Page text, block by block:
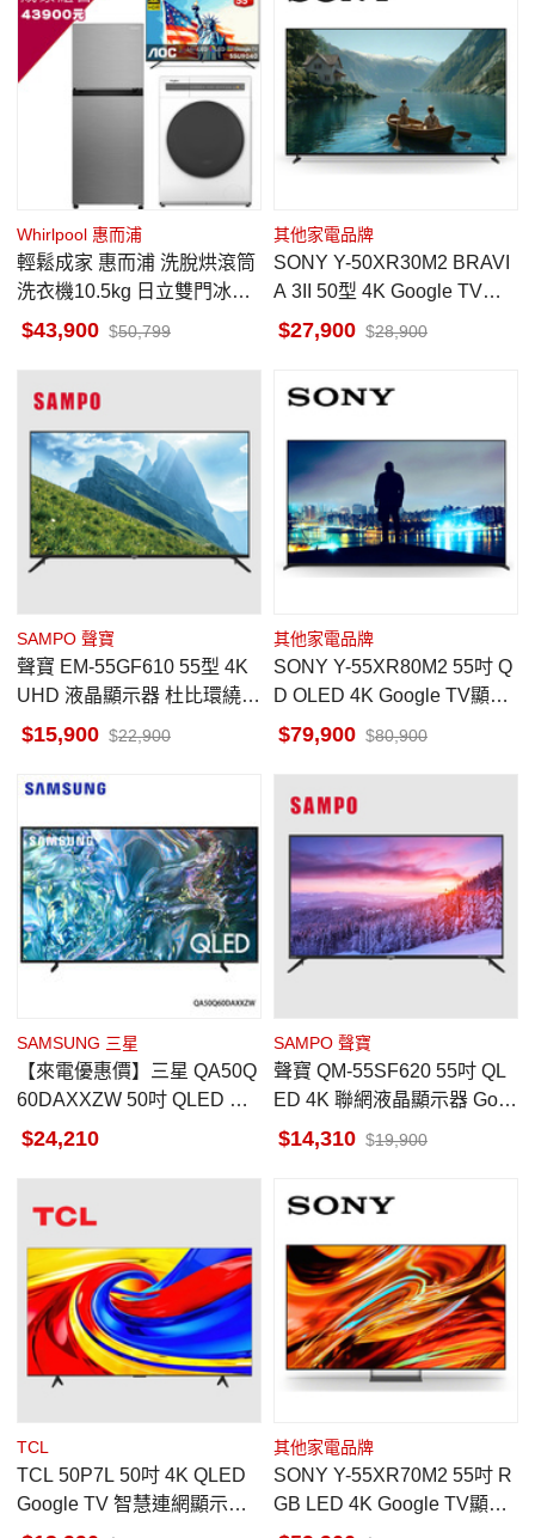
Whirlpool 惠而浦
輕鬆成家 惠而浦 洗脫烘滾筒
洗衣機10.5kg 日立雙門冰箱2
60L AOC 55吋GoogleTV
43,900 50,799
其他家電品牌
SONY Y-50XR30M2 BRAVI
A 3II 50型 4K Google TV顯
示器 泰國製
27,900 28,900
SAMPO 聲寶
聲寶 EM-55GF610 55型 4K
UHD 液晶顯示器 杜比環繞音
響15,900 22,900
其他家電品牌
SONY Y-55XR80M2 55吋 Q
D OLED 4K Google TV顯示
器 馬來西亞製
79,900 80,900
SAMSUNG 三星
【來電優惠價】三星 QA50Q
60DAXXZW 50吋 QLED 量
子智慧連網顯示器 金屬量子
24,210
SAMPO 聲寶
聲寶 QM-55SF620 55吋 QL
ED 4K 聯網液晶顯示器 Goo
gle TV 無視訊盒
14,310 19,900
TCL
TCL 50P7L 50吋 4K QLED
Google TV 智慧連網顯示器
多重護眼功能
其他家電品牌
SONY Y-55XR70M2 55吋 R
GB LED 4K Google TV顯示
器 馬來西亞製